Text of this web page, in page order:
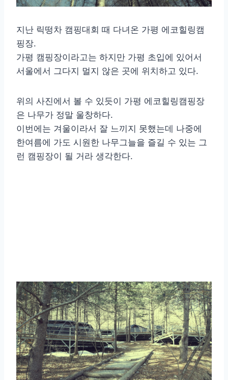
지난 릭떵차 캠핑대회 때 다녀온 가평 에코힐링캠
핑장.
가평 캠핑장이라고는 하지만 가평 초입에 있어서
서울에서 그다지 멀지 않은 곳에 위치하고 있다.
위의 사진에서 볼 수 있듯이 가평 에코힐링캠핑장
은 나무가 정말 울창하다.
이번에는 겨울이라서 잘 느끼지 못했는데 나중에
한여름에 가도 시원한 나무그늘을 즐길 수 있는 그
런 캠핑장이 될 거라 생각한다.